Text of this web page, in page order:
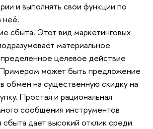
и выполнять свои функции по
неё.
сбыта. Этот вид маркетинговых
материальное
целевое действие
может быть предложение
обмен на существенную скидку на
Простая и рациональная
сообщения инструментов
сбыта дает высокий отклик среди